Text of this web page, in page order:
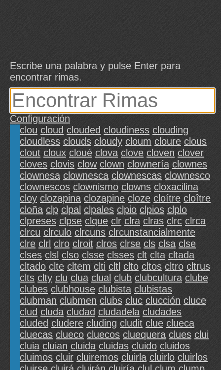
Escribe una palabra y pulse Enter para
encontrar rimas.
Configuración
clou cloud clouded cloudiness clouding
cloudless clouds cloudy cloum cloure clous
clout cloux cloué clova clove cloven clover
cloves clovis clow clown clownería clownes
clownesa clownesca clownescas clownesco
clownescos clownismo clowns cloxacilina
cloy clozapina clozapine cloze cloítre cloître
cloña clp clpal clpales clpio clpios clplo
clpreses clpse clque clr clra clras clrc clrca
clrcu clrculo clrcuns clrcunstancialmente
clre clrl clro clroit clros clrse cls clsa clse
clses clsl clso clsse clsses clt clta cltada
cltado clte cltem clti cltl clto cltos cltro cltrus
clts clty clu clua clual club clubcultura clube
clubes clubhouse clubista clubistas
clubman clubmen clubs cluc clucción cluce
clud cluda cludad cludadela cludades
cluded cludere cluding cludit clue clueca
cluecas clueco cluecos cluequera clues clui
cluia cluian cluida cluidas cluido cluidos
cluimos cluir cluiremos cluirla cluirlo cluirlos